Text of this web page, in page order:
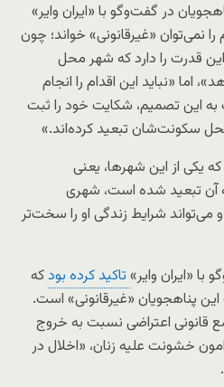
در گفت‌وگو با «ایران وایر»
نمی‌توان «غیرقانونی» خواند؛ چون
قدرت را دارد که شهر محل
اما «نباید این اقدام را انجام
به این تصمیم، شکایت خود را ثبت
سکونت‌شان تبعید کرده‌اند.»
یکی از این شهرها، یعنی
آن تبعید شده است، شهری
شرایط زندگی او را سخت‌تر
«ایران وایر» تاکید کرده بودکه
پناهجویان «غیرقانونی» است.
قانونی اعتراضی نسبت به خروج
خشونت علیه زنان، «اخلال در